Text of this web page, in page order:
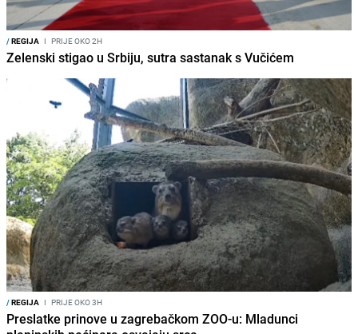
/REGIJA I PRIJE OKO 2H
Zelenski stigao u Srbiju, sutra sastanak s Vučićem
/REGIJA I PRIJE OKO 3H
Preslatke prinove u zagrebačkom ZOO-u: Mladunci